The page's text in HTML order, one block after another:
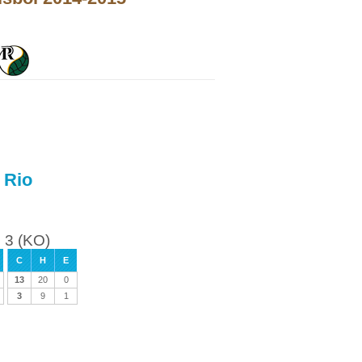
Rio
(KO)
C H
E
13
20
0
3
9 1